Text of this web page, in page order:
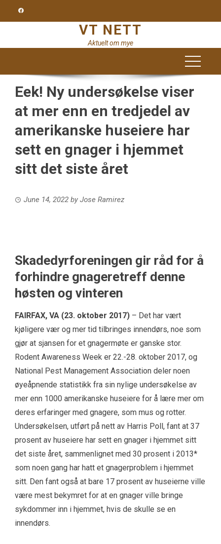
VT NETT
Aktuelt om mye
Eek! Ny undersøkelse viser
at mer enn en tredjedel av
amerikanske huseiere har
sett en gnager i hjemmet
sitt det siste året
June 14, 2022 by Jose Ramirez
Skadedyrforeningen gir råd for å
forhindre gnageretreff denne
høsten og vinteren
FAIRFAX, VA (23. oktober 2017) – Det har vært
kjøligere vær og mer tid tilbringes innendørs, noe som
gjør at sjansen for et gnagermøte er ganske stor.
Rodent Awareness Week er 22.-28. oktober 2017, og
National Pest Management Association deler noen
øyeåpnende statistikk fra sin nylige undersøkelse av
mer enn 1000 amerikanske huseiere for å lære mer om
deres erfaringer med gnagere, som mus og rotter.
Undersøkelsen, utført på nett av Harris Poll, fant at 37
prosent av huseiere har sett en gnager i hjemmet sitt
det siste året, sammenlignet med 30 prosent i 2013*
som noen gang har hatt et gnagerproblem i hjemmet
sitt. Den fant også at bare 17 prosent av huseierne ville
være mest bekymret for at en gnager ville bringe
sykdommer inn i hjemmet, hvis de skulle se en
innendørs.